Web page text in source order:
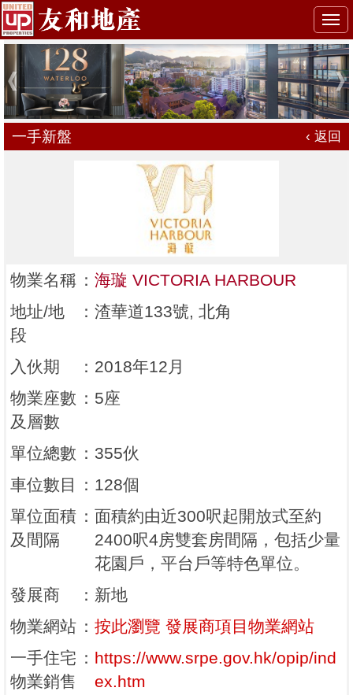
一手新盤 ‹ 返回
物業名稱 ： 海璇 VICTORIA HARBOUR
地址/地
段
： 渣華道133號, 北角
入伙期 ： 2018年12月
物業座數
及層數
： 5座
單位總數 ： 355伙
車位數目
： 128個
單位面積
及間隔
： 面積約由近300呎起開放式至約
2400呎4房雙套房間隔，包括少量
花園戶，平台戶等特色單位。
發展商
： 新地
物業網站 ： 按此瀏覽 發展商項目物業網站
一手住宅
物業銷售
： https://www.srpe.gov.hk/opip/ind
ex.htm